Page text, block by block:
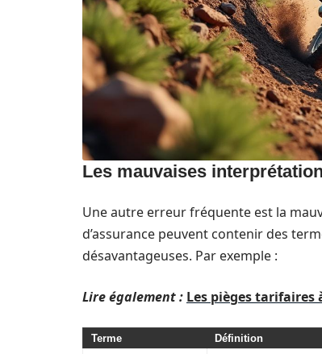
Les mauvaises
Une autre erreur fréquente est la
d’assurance peuvent contenir des
désavantageuses. Par exemple :
Lire également : Les pièges
Terme Définition